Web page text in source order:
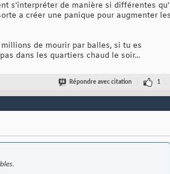
s'interpréter de manière si différentes
a créer une panique pour augmenter les
de mourir par balles, si tu es
dans les quartiers chaud le soir...
Répondre avec citation 1